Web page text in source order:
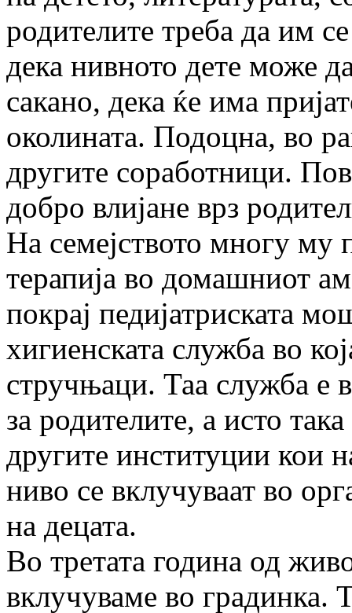
родителите треба да им
дека нивното дете може
сакано, дека ќе има
околината. Подоцна, во
другите соработници.
добро влијане врз
На семејството многу му
терапија во домашниот
покрај педијатриската
хигиенската служба во
стручњаци. Таа служба е
за родителите, а исто
другите институции кои
ниво се вклучуваат во
на децата.
Во третата година од
вклучуваме во градинка.